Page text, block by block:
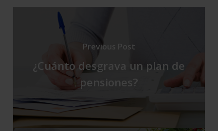
Previous Post
¿Cuánto desgrava un plan de
pensiones?